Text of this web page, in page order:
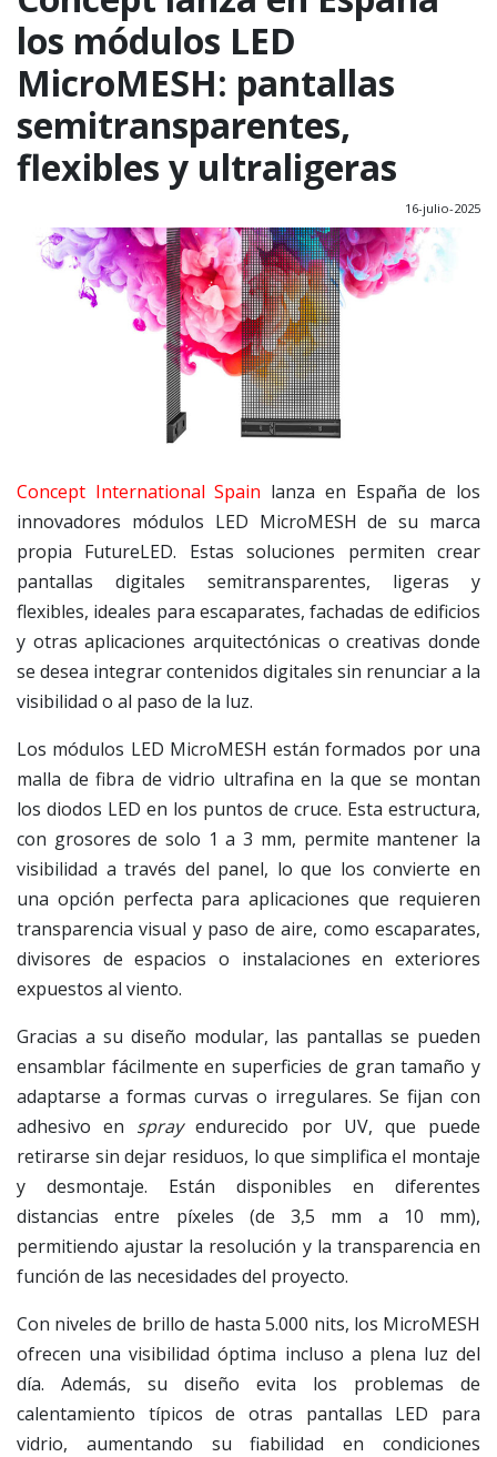
los módulos LED
MicroMESH: pantallas
semitransparentes,
flexibles y ultraligeras
16-julio-2025
Concept International Spain lanza en España de los
innovadores módulos LED MicroMESH de su marca
propia FutureLED. Estas soluciones permiten crear
pantallas digitales semitransparentes, ligeras y
flexibles, ideales para escaparates, fachadas de edificios
y otras aplicaciones arquitectónicas o creativas donde
se desea integrar contenidos digitales sin renunciar a la
visibilidad o al paso de la luz.
Los módulos LED MicroMESH están formados por una
malla de fibra de vidrio ultrafina en la que se montan
los diodos LED en los puntos de cruce. Esta estructura,
con grosores de solo 1 a 3 mm, permite mantener la
visibilidad a través del panel, lo que los convierte en
una opción perfecta para aplicaciones que requieren
transparencia visual y paso de aire, como escaparates,
divisores de espacios o instalaciones en exteriores
expuestos al viento.
Gracias a su diseño modular, las pantallas se pueden
ensamblar fácilmente en superficies de gran tamaño y
adaptarse a formas curvas o irregulares. Se fijan con
adhesivo en sprayendurecido por UV, que puede
retirarse sin dejar residuos, lo que simplifica el montaje
y desmontaje. Están disponibles en diferentes
distancias entre píxeles (de 3,5 mm a 10 mm),
permitiendo ajustar la resolución y la transparencia en
función de las necesidades del proyecto.
Con niveles de brillo de hasta 5.000 nits, los MicroMESH
ofrecen una visibilidad óptima incluso a plena luz del
día. Además, su diseño evita los problemas de
calentamiento típicos de otras pantallas LED para
vidrio, aumentando su fiabilidad en condiciones